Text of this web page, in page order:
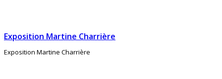
Exposition Martine Charrière
Exposition Martine Charrière